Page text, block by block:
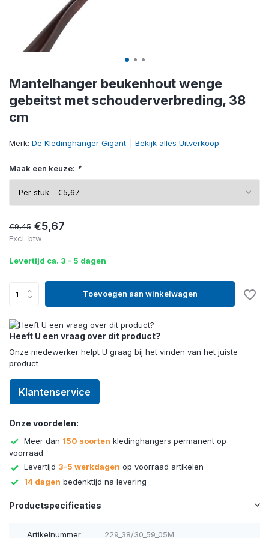
Mantelhanger beukenhout wenge
gebeitst met schouderverbreding, 38
cm
Merk: De Kledinghanger Gigant Bekijk alles Uitverkoop
Maak een keuze: *
€9,45 €5,67
Excl. btw
Levertijd ca. 3 - 5 dagen
Toevoegen aan winkelwagen
Heeft U een vraag over dit product?
Onze medewerker helpt U graag bij het vinden van het juiste
product
Klantenservice
Onze voordelen:
Meer dan 150 soorten kledinghangers permanent op
voorraad
Levertijd 3-5 werkdagen op voorraad artikelen
14 dagen bedenktijd na levering
Productspecificaties
Artikelnummer 229_38/30_59_05M